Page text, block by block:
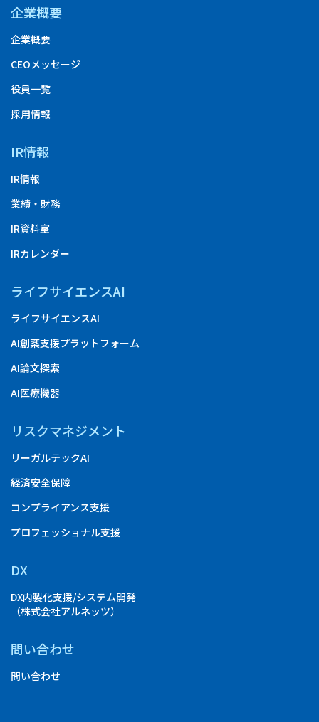
企業概要
企業概要
CEOメッセージ
役員一覧
採用情報
IR情報
IR情報
業績・財務
IR資料室
IRカレンダー
ライフサイエンスAI
ライフサイエンスAI
AI創薬支援プラットフォーム
AI論文探索
AI医療機器
リスクマネジメント
リーガルテックAI
経済安全保障
コンプライアンス支援
プロフェッショナル支援
DX
DX内製化支援/システム開発
（株式会社アルネッツ）
問い合わせ
問い合わせ